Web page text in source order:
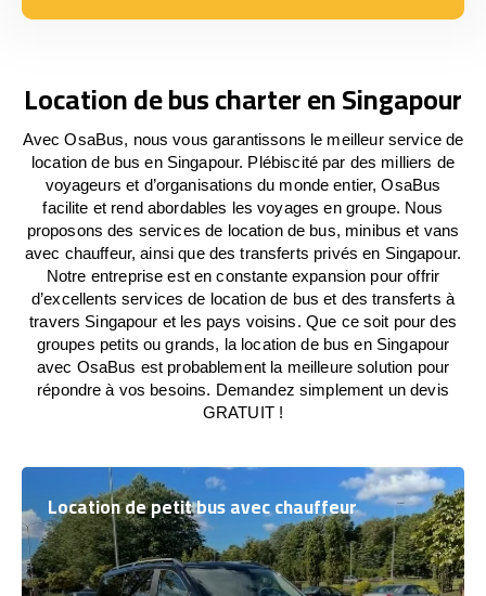
Location de bus charter en Singapour
Avec OsaBus, nous vous garantissons le meilleur service de
location de bus en Singapour. Plébiscité par des milliers de
voyageurs et d’organisations du monde entier, OsaBus
facilite et rend abordables les voyages en groupe. Nous
proposons des services de location de bus, minibus et vans
avec chauffeur, ainsi que des transferts privés en Singapour.
Notre entreprise est en constante expansion pour offrir
d’excellents services de location de bus et des transferts à
travers Singapour et les pays voisins. Que ce soit pour des
groupes petits ou grands, la location de bus en Singapour
avec OsaBus est probablement la meilleure solution pour
répondre à vos besoins. Demandez simplement un devis
GRATUIT !
Location de petit bus avec chauffeur